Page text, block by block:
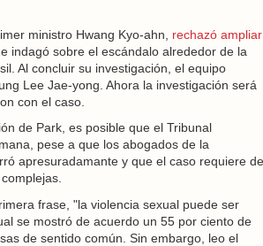
ministro Hwang Kyo-ahn, rechazó ampliar
indagó sobre el escándalo alrededor de la
Al concluir su investigación, el equipo
Lee Jae-yong. Ahora la investigación será
con el caso.
de Park, es posible que el Tribunal
pese a que los abogados de la
apresuradamante y que el caso requiere de
frase, "la violencia sexual puede ser
se mostró de acuerdo un 55 por ciento de
de sentido común. Sin embargo, leo el